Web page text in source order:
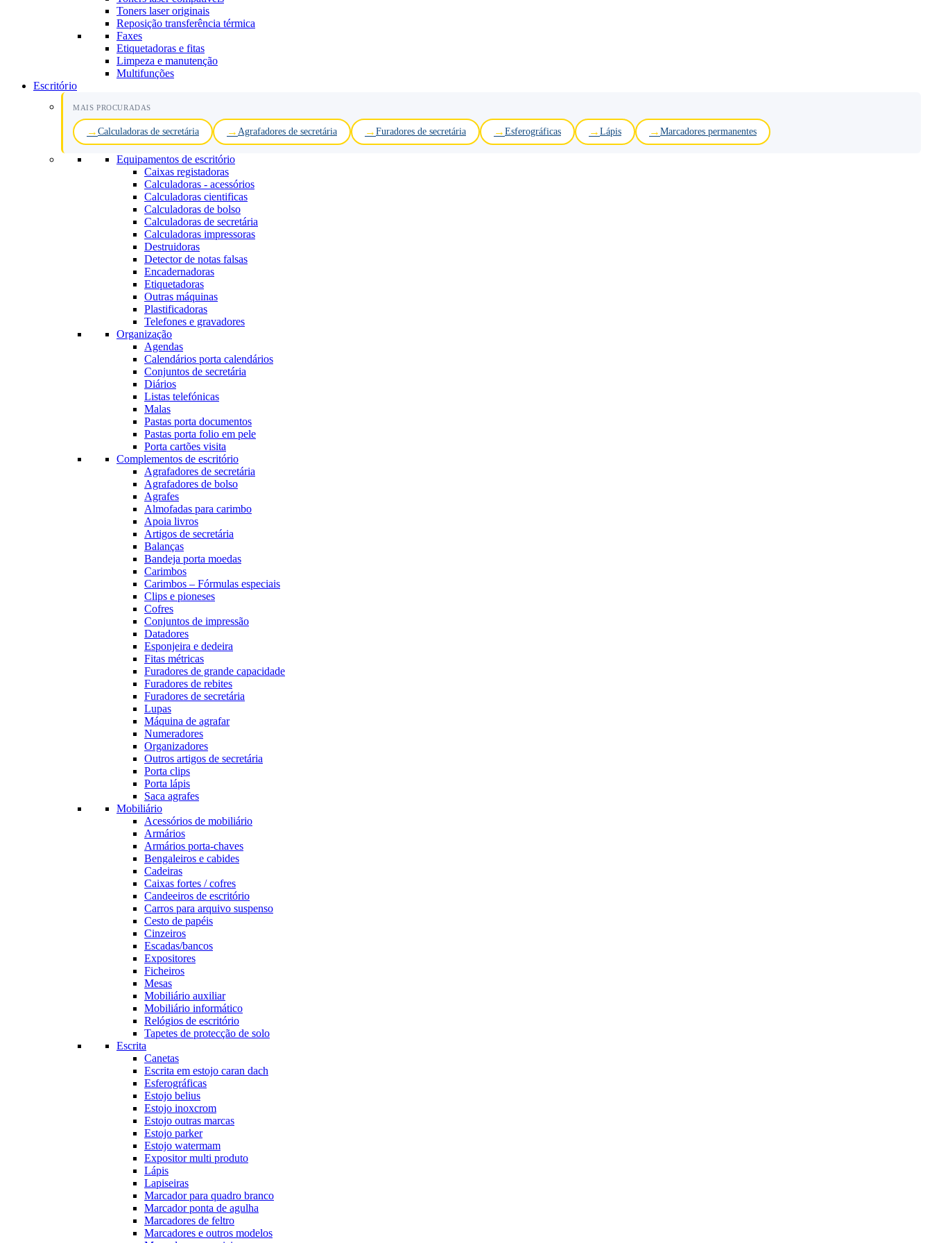
Toners laser originais
Reposição transferência térmica
Faxes
Etiquetadoras e fitas
Limpeza e manutenção
Multifunções
Escritório
MAIS PROCURADAS
Calculadoras de secretária Agrafadores de secretária Furadores de secretária Esferográficas Lápis Marcadores permanentes
Equipamentos de escritório
Caixas registadoras
Calculadoras - acessórios
Calculadoras cientificas
Calculadoras de bolso
Calculadoras de secretária
Calculadoras impressoras
Destruidoras
Detector de notas falsas
Encadernadoras
Etiquetadoras
Outras máquinas
Plastificadoras
Telefones e gravadores
Organização
Agendas
Calendários porta calendários
Conjuntos de secretária
Diários
Listas telefónicas
Malas
Pastas porta documentos
Pastas porta folio em pele
Porta cartões visita
Complementos de escritório
Agrafadores de secretária
Agrafadores de bolso
Agrafes
Almofadas para carimbo
Apoia livros
Artigos de secretária
Balanças
Bandeja porta moedas
Carimbos
Carimbos – Fórmulas especiais
Clips e pioneses
Cofres
Conjuntos de impressão
Datadores
Esponjeira e dedeira
Fitas métricas
Furadores de grande capacidade
Furadores de rebites
Furadores de secretária
Lupas
Máquina de agrafar
Numeradores
Organizadores
Outros artigos de secretária
Porta clips
Porta lápis
Saca agrafes
Mobiliário
Acessórios de mobiliário
Armários
Armários porta-chaves
Bengaleiros e cabides
Cadeiras
Caixas fortes / cofres
Candeeiros de escritório
Carros para arquivo suspenso
Cesto de papéis
Cinzeiros
Escadas/bancos
Expositores
Ficheiros
Mesas
Mobiliário auxiliar
Mobiliário informático
Relógios de escritório
Tapetes de protecção de solo
Escrita
Canetas
Escrita em estojo caran dach
Esferográficas
Estojo belius
Estojo inoxcrom
Estojo outras marcas
Estojo parker
Estojo watermam
Expositor multi produto
Lápis
Lapiseiras
Marcador para quadro branco
Marcador ponta de agulha
Marcadores de feltro
Marcadores e outros modelos